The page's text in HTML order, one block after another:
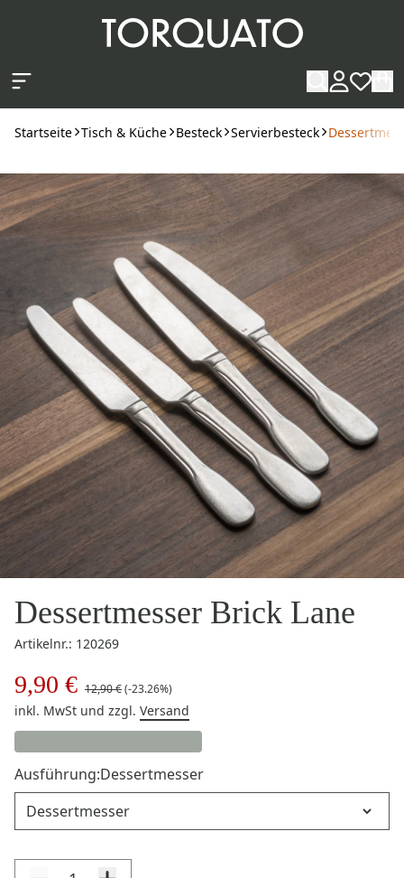
Startseite Tisch & Küche Besteck Servierbesteck
Dessertmesser Brick Lane
Artikelnr.: 120269
9,90 € 12,90 €(-23.26%)
inkl. MwSt und zzgl. Versand
Ausführung:Dessertmesser